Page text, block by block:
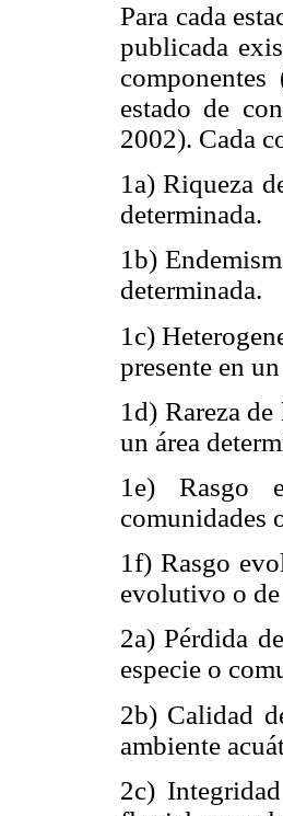
Para cada
publicada
estado de
2002). Cada
1a) Riqueza
determinada.
1b)
determinada.
1c)
presente en
1d) Rareza
un área
1e) Rasgo
comunidades
1f) Rasgo
evolutivo o
2a) Pérdida
especie o
2b) Calidad
ambiente
2c)